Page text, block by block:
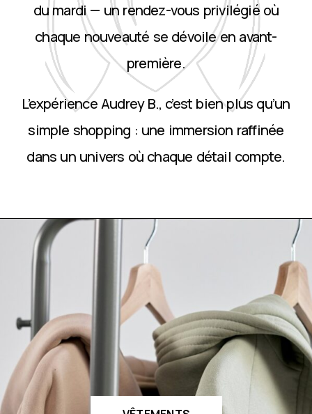
du mardi — un rendez-vous privilégié où
chaque nouveauté se dévoile en avant-
première.
L’expérience Audrey B., c’est bien plus qu’un
simple shopping : une immersion raffinée
dans un univers où chaque détail compte.